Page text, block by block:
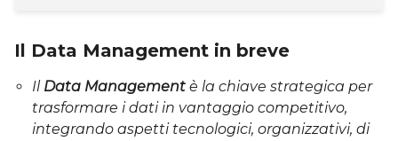
Il Data Management in breve
Il Data Management è la chiave strategica per
trasformare i dati in vantaggio competitivo,
integrando aspetti tecnologici, organizzativi, di